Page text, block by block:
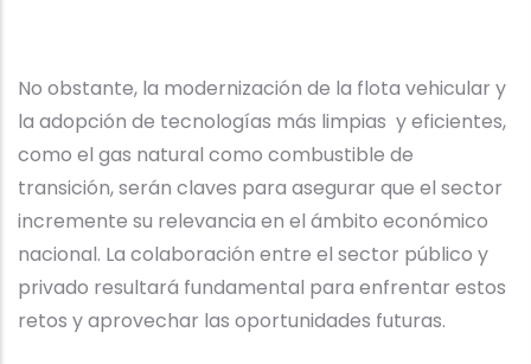
No obstante, la modernización de la flota vehicular y
la adopción de tecnologías más limpias y eficientes,
como el gas natural como combustible de
transición, serán claves para asegurar que el sector
incremente su relevancia en el ámbito económico
nacional. La colaboración entre el sector público y
privado resultará fundamental para enfrentar estos
retos y aprovechar las oportunidades futuras.